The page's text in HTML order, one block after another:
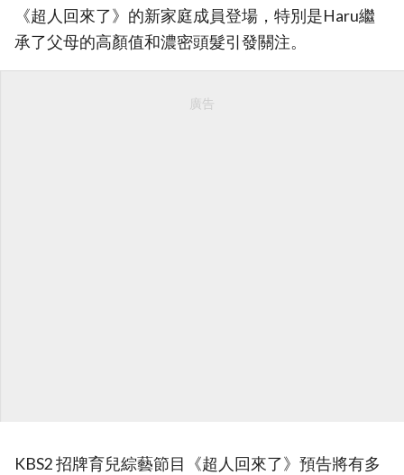
《超人回來了》的新家庭成員登場，特別是Haru繼
承了父母的高顏值和濃密頭髮引發關注。
廣告
KBS2 招牌育兒綜藝節目《超人回來了》預告將有多